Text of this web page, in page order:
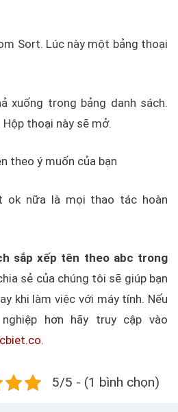
Sort. Lúc này một bảng thoại
xuống trong bảng danh sách.
thoại này sẽ mở.
theo ý muốn của bạn
ok nữa là mọi thao tác hoàn
sắp xếp tên theo abc trong
sẻ của chúng tôi sẽ giúp bạn
khi làm việc với máy tính. Nếu
hơn hãy truy cập vào
.
5/5 - (1 bình chọn)